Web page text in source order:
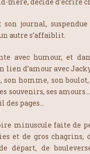
journal,
autre s’affaiblit.
avec humour, et
lien d’amour avec
son homme, son
souvenirs, ses
des pages…
minuscule faite de
et de gros chagrins,
départ, de